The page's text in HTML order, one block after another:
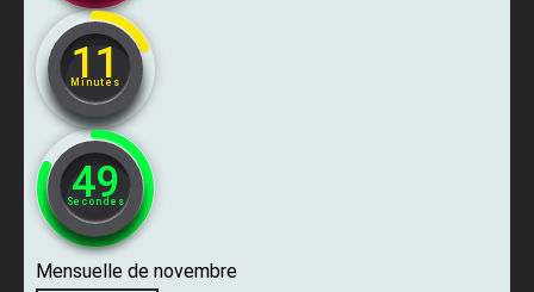
11
Minutes
47
Secondes
Mensuelle de novembre